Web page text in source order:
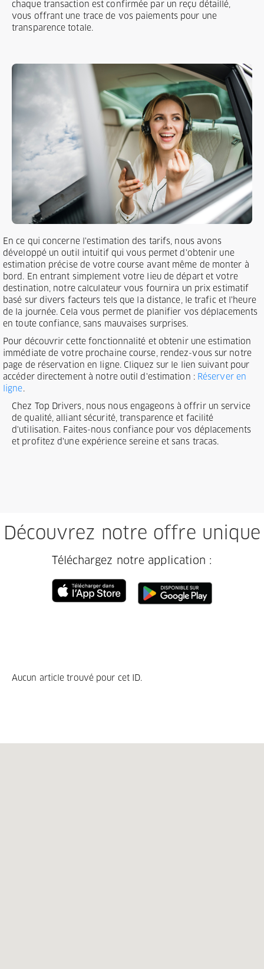
chaque transaction est confirmée par un reçu détaillé,
vous offrant une trace de vos paiements pour une
transparence totale.
En ce qui concerne l'estimation des tarifs, nous avons
développé un outil intuitif qui vous permet d'obtenir une
estimation précise de votre course avant même de monter à
bord. En entrant simplement votre lieu de départ et votre
destination, notre calculateur vous fournira un prix estimatif
basé sur divers facteurs tels que la distance, le trafic et l'heure
de la journée. Cela vous permet de planifier vos déplacements
en toute confiance, sans mauvaises surprises.
Pour découvrir cette fonctionnalité et obtenir une estimation
immédiate de votre prochaine course, rendez-vous sur notre
page de réservation en ligne. Cliquez sur le lien suivant pour
accéder directement à notre outil d'estimation : Réserver en
ligne.
Chez Top Drivers, nous nous engageons à offrir un service
de qualité, alliant sécurité, transparence et facilité
d'utilisation. Faites-nous confiance pour vos déplacements
et profitez d'une expérience sereine et sans tracas.
Découvrez notre offre unique
Téléchargez notre application :
Aucun article trouvé pour cet ID.